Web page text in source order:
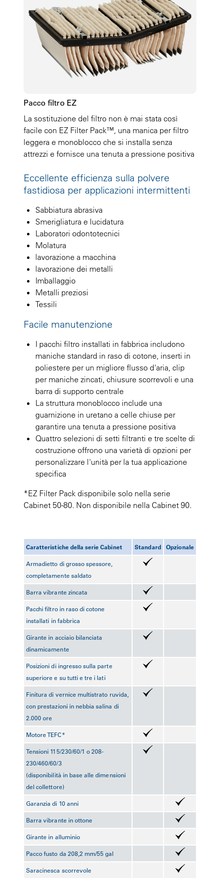
Pacco filtro EZ
La sostituzione del filtro non è mai stata così
facile con EZ Filter Pack™, una manica per filtro
leggera e monoblocco che si installa senza
attrezzi e fornisce una tenuta a pressione positiva
Eccellente efficienza sulla polvere
fastidiosa per applicazioni intermittenti
Sabbiatura abrasiva
Smerigliatura e lucidatura
Laboratori odontotecnici
Molatura
lavorazione a macchina
lavorazione dei metalli
Imballaggio
Metalli preziosi
Tessili
Facile manutenzione
I pacchi filtro installati in fabbrica includono
maniche standard in raso di cotone, inserti in
poliestere per un migliore flusso d'aria, clip
per maniche zincati, chiusure scorrevoli e una
barra di supporto centrale
La struttura monoblocco include una
guarnizione in uretano a celle chiuse per
garantire una tenuta a pressione positiva
Quattro selezioni di setti filtranti e tre scelte di
costruzione offrono una varietà di opzioni per
personalizzare l'unità per la tua applicazione
specifica
*EZ Filter Pack disponibile solo nella serie
Cabinet 50-80. Non disponibile nella Cabinet 90.
Caratteristiche della serie Cabinet Standard Opzionale
Armadietto di grosso spessore,
completamente saldato
Barra vibrante zincata
Pacchi filtro in raso di cotone
installati in fabbrica
Girante in acciaio bilanciata
dinamicamente
Posizioni di ingresso sulla parte
superiore e su tutti e tre i lati
Finitura di vernice multistrato ruvida,
con prestazioni in nebbia salina di
2.000 ore
Motore TEFC*
Tensioni 115/230/60/1 o 208-
230/460/60/3
(disponibilità in base alle dimensioni
del collettore)
Garanzia di 10 anni
Barra vibrante in ottone
Girante in alluminio
Pacco fusto da 208,2 mm/55 gal
Saracinesca scorrevole